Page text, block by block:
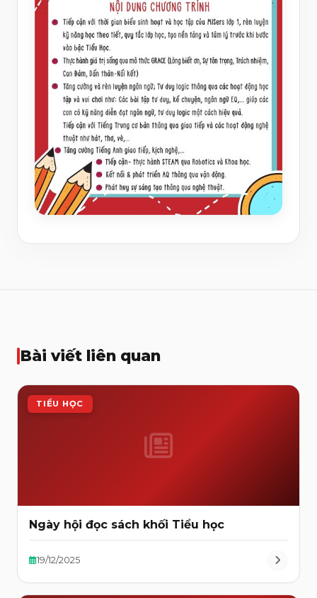
Bài viết liên quan
TIỂU HỌC
Ngày hội đọc sách khối Tiểu học
19/12/2025